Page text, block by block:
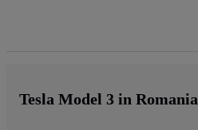
Tesla Model 3 in Romania